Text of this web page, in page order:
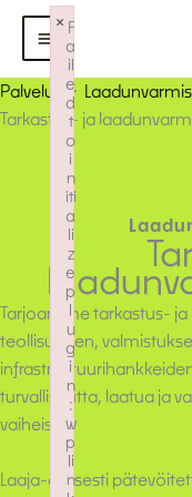
Siirry
sisältöön
Palvelut
Tarkastus- ja
Tarjoamme tarkastus-
teollisuuden,
turvallisuutta, laatua ja
vaiheissa.
Laaja-alaisesti
F
a
il
e
d
t
o
i
n
iti
a
li
z
e
p
l
u
g
i
n
:
w
p
li
n
×